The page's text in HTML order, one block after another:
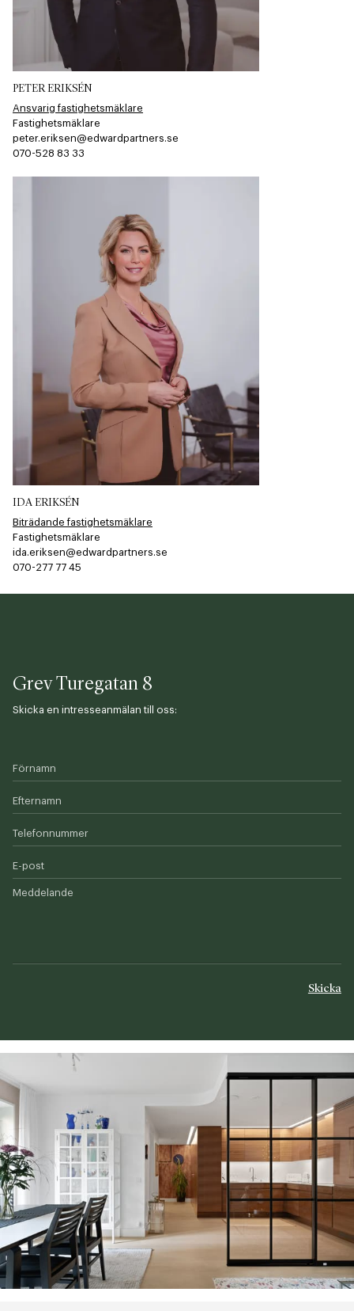
PETER ERIKSÉN
Ansvarig fastighetsmäklare
Fastighetsmäklare
peter.eriksen@edwardpartners.se
070-528 83 33​​​​‌ ‍ ​‍​‍‌‍ ‌ ​‍‌‍‍‌‌‍‌ ‌‍‍‌‌‍ ‍​‍​‍​ ‍‍​‍​‍‌ ​ ‌‍​‌‌‍ ‍‌‍‍‌‌ ‌​‌ ‍‌​‍ ‍‌‍‍‌‌‍ ​‍​‍​‍ ​​‍​‍‌‍‍​‌ ​‍‌‍‌‌‌‍‌‍​‍​‍​ ‍‍​‍​‍​‍ ‌ ​ ‌ ‌​‌ ‌‌‌‍‌​‌‍‍‌‌‍ ​‍ ‌‍‍‌‌‍ ‍‌ ‌​‌‍‌‌‌‍ ‍‌ ‌​​‍ ‌‍‌‌‌‍‌​‌‍‍‌‌ ‌​​‍ ‌‍ ‌‌‍ ‌‍‌​‌‍‌‌​ ‌‌ ​​‌ ​‍‌‍‌‌‌ ​ ‌‍‌‌‌‍ ‍‌ ‌​‌‍​‌‌ ‌​‌‍‍‌‌‍ ‌‍ ‍​ ‍ ‌‍‍‌‌‍‌​​ ‌‌​‍​‌​​‌‌​ ‍‌​‌‍‌​​‌‌​‌​​ ​‌‌​‌‍​ ‌‍​ ​​‌​​‌​ ​‍​ ​‌​ ​‌‌​‌‍​ ‌​​ ‌‍​ ‍‌‌​‌‌‌​​‌​ ‌​‌​​‍​ ​‌‌​‌‍‌​‌‍​ ​​‌​‌‍​ ‌‌‌​​‌​ ‌‍​ ​‌​ ‌​‌​‌‍​ ‌ ​ ​‍​ ‍ ‌ ‌​‌ ‍‌‌ ​​‌‍‌‌​ ‌‌‍‌‌‌‍ ‌‌ ​​‌‍ ​‌‍ ‌ ‍‌‌‍‌‌‌‍‌‌​ ‍ ‌ ​​‌‍​‌‌ ‌​‌‍‍​​ ‌‌‍​ ‌ ​‍‌‍ ‌​‍ ‍‌‍​ ‌‍‌‌‌‍ ​‌‍ ​‌‌​​‌‍‍​‌‍ ‌‍ ‍‌‍‌‌​ ‌‍​‍‌‍​‌‌ ​ ‌‍‌‌‌‌‌‌‌ ​‍‌‍ ​​ ‌​‍‌‌​ ​‍‌​‌‍‌ ​ ‌ ‌​‌ ‌‌‌‍‌​‌‍‍‌‌‍ ​‍‌‍‌‍‍‌‌‍‌​​ ‌‌​‍​‌​​‌‌​ ‍‌​‌‍‌​​‌‌​‌​​ ​‌‌​‌‍​ ‌‍​ ​​‌​​‌​ ​‍​ ​‌​ ​‌‌​‌‍​ ‌​​ ‌‍​ ‍‌‌​‌‌‌​​‌​ ‌​‌​​‍​ ​‌‌​‌‍‌​‌‍​ ​​‌​‌‍​ ‌‌‌​​‌​ ‌‍​ ​‌​ ‌​‌​‌‍​ ‌ ​ ​‍​‍‌‍‌ ‌​‌ ‍‌‌ ​​‌‍‌‌​ ‌‌‍‌‌‌‍ ‌‌ ​​‌‍ ​‌‍ ‌ ‍‌‌‍‌‌‌‍‌‌​‍‌‍‌ ​​‌‍​‌‌ ‌​‌‍‍​​ ‌‌‍​ ‌ ​‍‌‍ ‌​‍ ‍‌‍​ ‌‍‌‌‌‍ ​‌‍ ​‌‌​​‌‍‍​‌‍ ‌‍ ‍‌‍‌‌​‍‌‍‌‍‍‌‌ ​ ‌​‌​‌ ​‍‌‍​‌‌‍‌‍‌ ‌​​ ‌​‍​‍‌ ‌
IDA ERIKSÉN
Biträdande fastighetsmäklare
Fastighetsmäklare
ida.eriksen@edwardpartners.se
070-277 77 45
Grev Turegatan 8
Skicka en intresseanmälan till oss:
Förnamn
Efternamn
Telefonnummer
E-post
Meddelande
Skicka